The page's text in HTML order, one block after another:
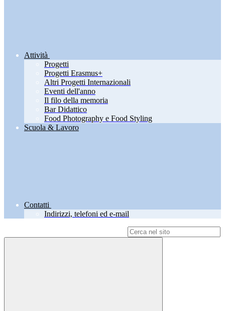
Attività
Progetti
Progetti Erasmus+
Altri Progetti Internazionali
Eventi dell'anno
Il filo della memoria
Bar Didattico
Food Photography e Food Styling
Scuola & Lavoro
Contatti
Indirizzi, telefoni ed e-mail